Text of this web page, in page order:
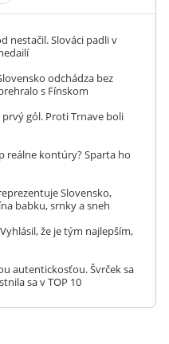
nestačil. Slováci padli v
odchádza bez
s Fínskom
gól. Proti Trnave boli
reálne kontúry? Sparta ho
Slovensko,
babku, srnky a sneh
že je tým najlepším,
autentickosťou. Švrček sa
sa v TOP 10